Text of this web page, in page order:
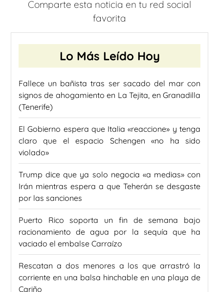
Comparte esta noticia en tu red social
favorita
Lo Más Leído Hoy
Fallece un bañista tras ser sacado del mar con
signos de ahogamiento en La Tejita, en Granadilla
(Tenerife)
El Gobierno espera que Italia «reaccione» y tenga
claro que el espacio Schengen «no ha sido
violado»
Trump dice que ya solo negocia «a medias» con
Irán mientras espera a que Teherán se desgaste
por las sanciones
Puerto Rico soporta un fin de semana bajo
racionamiento de agua por la sequía que ha
vaciado el embalse Carraízo
Rescatan a dos menores a los que arrastró la
corriente en una balsa hinchable en una playa de
Cariño